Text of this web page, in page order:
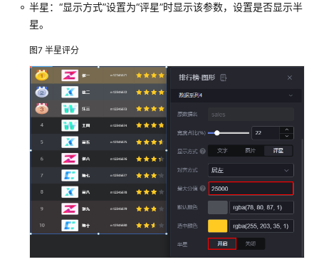
管
理
理
页
面
全
局
变
量
自
半星： “显示方式”设置为“评星”时显示该参数，设置是否显示半
星。
图7 半星评分